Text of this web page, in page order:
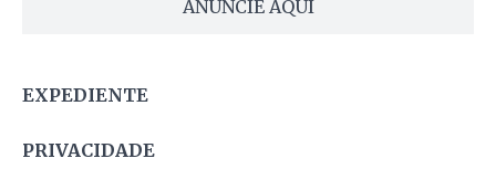
ANUNCIE AQUI
EXPEDIENTE
PRIVACIDADE